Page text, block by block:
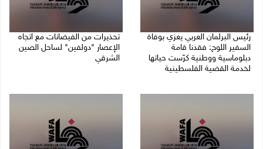
رئيس البرلمان العربي يعزي بوفاة
السفير اللوح: فقدنا قامة
دبلوماسية ووطنية كرّست حياتها
لخدمة القضية الفلسطينية
تحذيرات من الفيضانات مع اتجاه
الإعصار "دولفين" لساحل الصين
الشرقي